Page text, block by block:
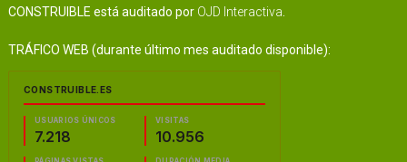
CONSTRUIBLE está auditado por OJD Interactiva
TRÁFICO WEB (durante último mes auditado disponible):